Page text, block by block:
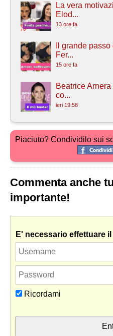
La vera
Elod...
13 ore fa
Il grande
Fer...
15 ore fa
Beatrice
co...
ieri 19:58
Piaciuto? Condividilo sui
Commenta anche
importante!
E' necessario effettuare
Ricordami